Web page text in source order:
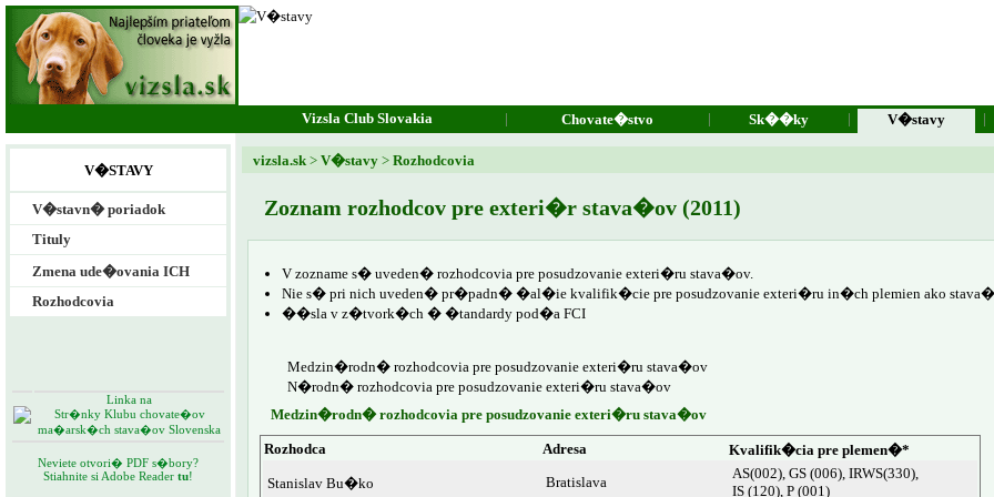
vizsla.sk > V�stavy > Rozhodcovia
Zoznam rozhodcov pre exteri�r stava�ov (2011)
V zozname s� uveden� rozhodcovia pre posudzovanie exteri�ru stava�ov.
Nie s� pri nich uveden� pr�padn� �al�ie kvalifik�cie pre posudzovanie exteri�ru in�ch plemien ako
��sla v z�tvork�ch � �tandardy pod�a FCI
Medzin�rodn� rozhodcovia pre posudzovanie exteri�ru stava�ov
N�rodn� rozhodcovia pre posudzovanie exteri�ru stava�ov
Medzin�rodn� rozhodcovia pre posudzovanie exteri�ru stava�ov
Rozhodca Adresa
Kvalifik�cia pre plemen�*
Stanislav Bu�ko
Bratislava
AS(002), GS (006), IRWS(330),
IS (120), P (001)
V�STAVY
V�stavn� poriadok
Tituly
Zmena ude�ovania ICH
Rozhodcovia
Linka na
Str�nky Klubu chovate�ov
ma�arsk�ch stava�ov Slovenska
Neviete otvori� PDF s�bory?
Stiahnite si Adobe Reader tu!
Vizsla Club Slovakia | Chovate�stvo | Sk��ky | V�stavy |